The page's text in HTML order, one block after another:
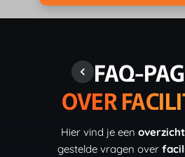
FAQ-
OVER
Hier vind je een overzicht
gestelde vragen over